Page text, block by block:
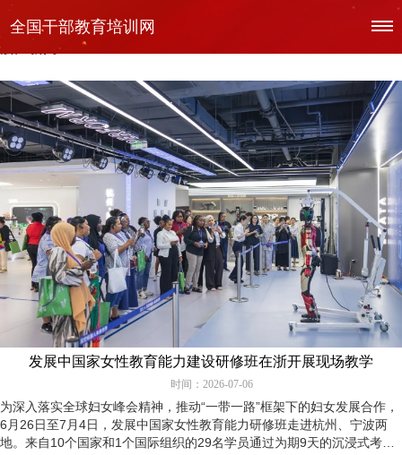
全国干部教育培训网 >> 新闻中心 >> 浙江经验
浙江新闻
发展中国家女性教育能力建设研修班在浙开展现场教学
时间：2026-07-06
为深入落实全球妇女峰会精神，推动“一带一路”框架下的妇女发展合作，
6月26日至7月4日，发展中国家女性教育能力研修班走进杭州、宁波两
地。来自10个国家和1个国际组织的29名学员通过为期9天的沉浸式考